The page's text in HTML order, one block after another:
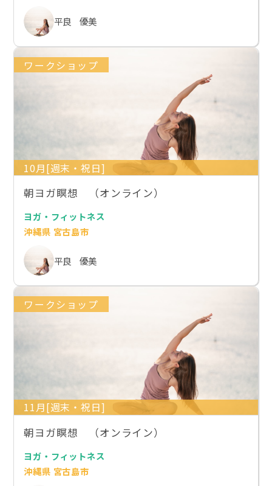
平良 優美
ワークショップ
10月[週末・祝日]
朝ヨガ瞑想 （オンライン）
ヨガ・フィットネス
沖縄県 宮古島市
平良 優美
ワークショップ
11月[週末・祝日]
朝ヨガ瞑想 （オンライン）
ヨガ・フィットネス
沖縄県 宮古島市